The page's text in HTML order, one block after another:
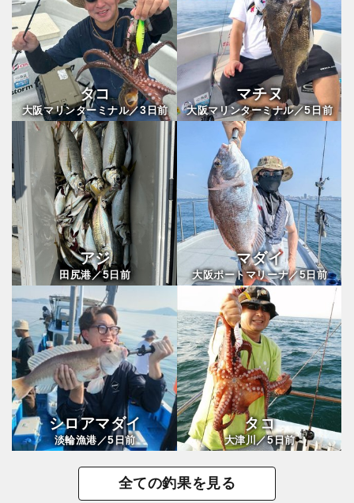
タコ
大阪マリンターミナル／3日前
マチヌ
大阪マリンターミナル／5日前
アジ
田尻港／5 日前
マダイ
大阪ポートマリーナ／5日前
シロアマダイ
淡輪漁港／5 日前
タコ
大津川／5日前
全ての釣果を見る